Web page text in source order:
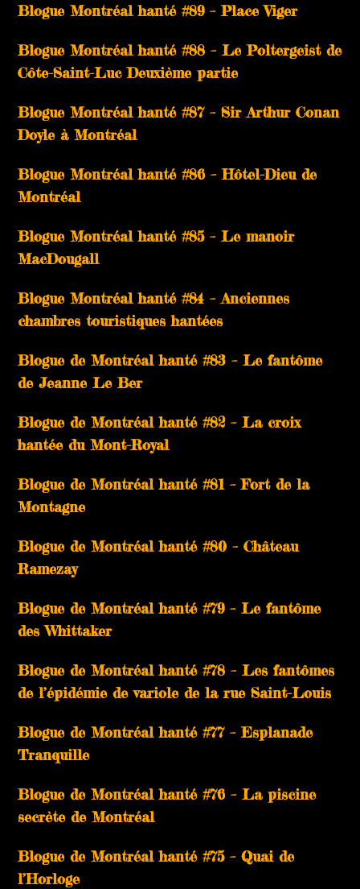
Blogue Montréal hanté #89 – Place Viger
Blogue Montréal hanté #88 – Le Poltergeist de
Côte-Saint-Luc Deuxième partie
Blogue Montréal hanté #87 – Sir Arthur Conan
Doyle à Montréal
Blogue Montréal hanté #86 – Hôtel-Dieu de
Montréal
Blogue Montréal hanté #85 – Le manoir
MacDougall
Blogue Montréal hanté #84 – Anciennes
chambres touristiques hantées
Blogue de Montréal hanté #83 – Le fantôme
de Jeanne Le Ber
Blogue de Montréal hanté #82 – La croix
hantée du Mont-Royal
Blogue de Montréal hanté #81 – Fort de la
Montagne
Blogue de Montréal hanté #80 – Château
Ramezay
Blogue de Montréal hanté #79 – Le fantôme
des Whittaker
Blogue de Montréal hanté #78 – Les fantômes
de l’épidémie de variole de la rue Saint-Louis
Blogue de Montréal hanté #77 – Esplanade
Tranquille
Blogue de Montréal hanté #76 – La piscine
secrète de Montréal
Blogue de Montréal hanté #75 – Quai de
l’Horloge